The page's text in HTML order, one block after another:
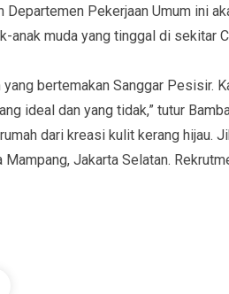
Departemen Pekerjaan Umum ini
anak muda yang tinggal di sekitar
yang bertemakan Sanggar Pesisir.
ideal dan yang tidak,” tutur
dari kreasi kulit kerang hijau.
Jakarta Selatan.